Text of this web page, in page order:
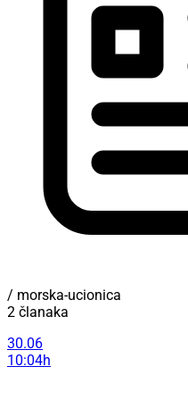
/ morska-ucionica
2 članaka
30.06
10:04h